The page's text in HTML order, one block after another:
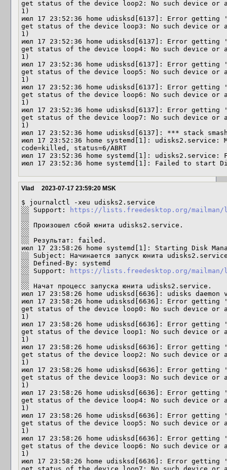
get status of the device loop2: No such device or
1)
июл 17 23:52:36 home udisksd[6137]: Error
get status of the device loop3: No such device or
1)
июл 17 23:52:36 home udisksd[6137]: Error
get status of the device loop4: No such device or
1)
июл 17 23:52:36 home udisksd[6137]: Error
get status of the device loop5: No such device or
1)
июл 17 23:52:36 home udisksd[6137]: Error
get status of the device loop6: No such device or
1)
июл 17 23:52:36 home udisksd[6137]: Error
get status of the device loop7: No such device or
1)
июл 17 23:52:36 home udisksd[6137]: *** stack
июл 17 23:52:36 home systemd[1]: udisks2.service:
code=killed, status=6/ABRT
июл 17 23:52:36 home systemd[1]:
июл 17 23:52:36 home systemd[1]: Failed to start
Vlad 2023-07-17 23:59:20 MSK
$ journalctl -xeu udisks2.service
░░ Support:
https://lists.freedesktop.org/mailman/
░░
░░ Произошел сбой юнита udisks2.service.
░░
░░ Результат: failed.
июл 17 23:58:26 home systemd[1]: Starting Disk
░░ Subject: Начинается запуск юнита
░░ Defined-By: systemd
░░ Support:
https://lists.freedesktop.org/mailman/
░░
░░ Начат процесс запуска юнита udisks2.service.
июл 17 23:58:26 home udisksd[6636]: udisks
июл 17 23:58:26 home udisksd[6636]: Error
get status of the device loop0: No such device or
1)
июл 17 23:58:26 home udisksd[6636]: Error
get status of the device loop1: No such device or
1)
июл 17 23:58:26 home udisksd[6636]: Error
get status of the device loop2: No such device or
1)
июл 17 23:58:26 home udisksd[6636]: Error
get status of the device loop3: No such device or
1)
июл 17 23:58:26 home udisksd[6636]: Error
get status of the device loop4: No such device or
1)
июл 17 23:58:26 home udisksd[6636]: Error
get status of the device loop5: No such device or
1)
июл 17 23:58:26 home udisksd[6636]: Error
get status of the device loop6: No such device or
1)
июл 17 23:58:26 home udisksd[6636]: Error